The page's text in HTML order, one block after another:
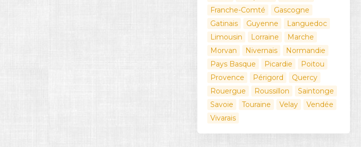
Franche-Comté
Gascogne
Gatinais
Guyenne
Languedoc
Limousin
Lorraine
Marche
Morvan
Nivernais
Normandie
Pays Basque
Picardie
Poitou
Provence
Périgord
Quercy
Rouergue
Roussillon
Saintonge
Savoie
Touraine Velay
Vendée
Vivarais